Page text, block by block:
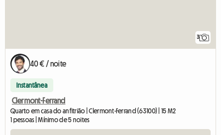
3
40 € / noite
Instantânea
Clermont-Ferrand
Quarto em casa do anfitrião | Clermont-Ferrand (63100) | 15 M2
1 pessoas | Mínimo de 5 noites